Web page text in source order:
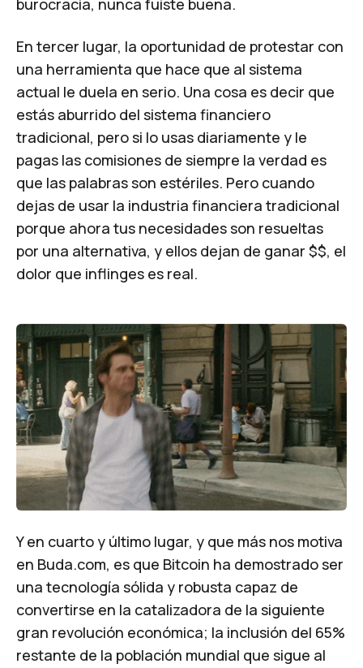
burocracia, nunca fuiste buena.
En tercer lugar, la oportunidad de protestar con
una herramienta que hace que al sistema
actual le duela en serio. Una cosa es decir que
estás aburrido del sistema financiero
tradicional, pero si lo usas diariamente y le
pagas las comisiones de siempre la verdad es
que las palabras son estériles. Pero cuando
dejas de usar la industria financiera tradicional
porque ahora tus necesidades son resueltas
por una alternativa, y ellos dejan de ganar $$, el
dolor que inflinges es real.
Y en cuarto y último lugar, y que más nos motiva
en Buda.com, es que Bitcoin ha demostrado ser
una tecnología sólida y robusta capaz de
convertirse en la catalizadora de la siguiente
gran revolución económica; la inclusión del 65%
restante de la población mundial que sigue al